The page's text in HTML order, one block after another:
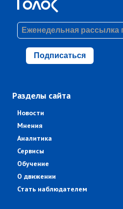
Подписаться
Разделы сайта
Новости
Мнения
Аналитика
Сервисы
Обучение
О движении
Стать наблюдателем